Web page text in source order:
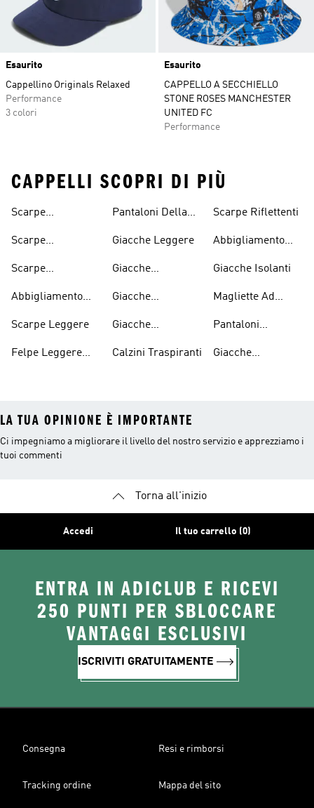
Esaurito
Cappellino Originals Relaxed
Performance
3 colori
Esaurito
CAPPELLO A SECCHIELLO
STONE ROSES MANCHESTER
UNITED FC
Performance
CAPPELLI SCOPRI DI PIÙ
Scarpe
Donna
Scarpe
Uomo
Scarpe
Bambino
Abbigliamento
Scarpe Leggere
Felpe Leggere
Pantaloni Della
Giacche Leggere
Giacche
Giacche
Uomo
Giacche
Donna
Calzini Traspiranti
Scarpe Riflettenti
Abbigliamento
Giacche Isolanti
Magliette Ad
Rapida
Pantaloni
Giacche
LA TUA OPINIONE È IMPORTANTE
Ci impegniamo a migliorare il livello del nostro servizio e apprezziamo i
tuoi commenti
Torna all'inizio
Accedi Il tuo carrello (0)
ENTRA IN ADICLUB E RICEVI
250 PUNTI PER SBLOCCARE
VANTAGGI ESCLUSIVI
ISCRIVITI GRATUITAMENTE
Consegna Resi e rimborsi
Tracking ordine Mappa del sito